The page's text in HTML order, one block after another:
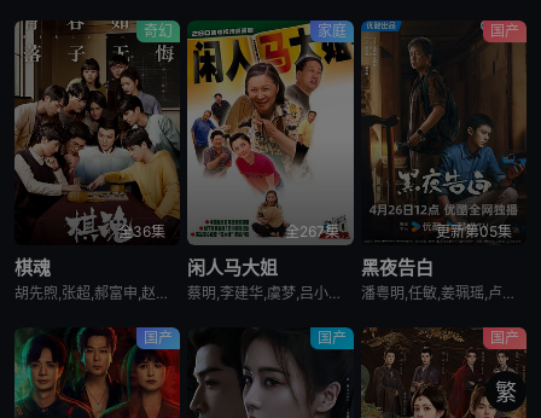
奇幻
全36集
棋魂
胡先煦,张超,郝富申,赵浩闳,韩沐伯,翟冠华,孙灿,吴芊盈,纪李,邵如一,陈宁,蒋宜儒,江柏萱,赵虎,陈玺旭,方文强,高文峰,王伊澜,矫昊,付伟伦,张珂源,余沛杉,吴天昊,郭枫,王超,李威,宁晓志,啜二勇,卢思宇,方东海,王唏,张傲然,戚九洲,姜震昊,卢待熹,刘畅,刘牧梅,谢宇扬,李斌,刘亚锟,邵逸凡
家庭
全267集
闲人马大姐
蔡明,李建华,虞梦,吕小品,刘金山,金雅琴,金昭,马羚,尚敬
国产
更新第05集
黑夜告白
潘粤明,任敏,姜珮瑶,卢琳,刘闯,江奇霖,周大勇,郑奇,王鹤棣,赵虎子
国产 国产 国产
繁